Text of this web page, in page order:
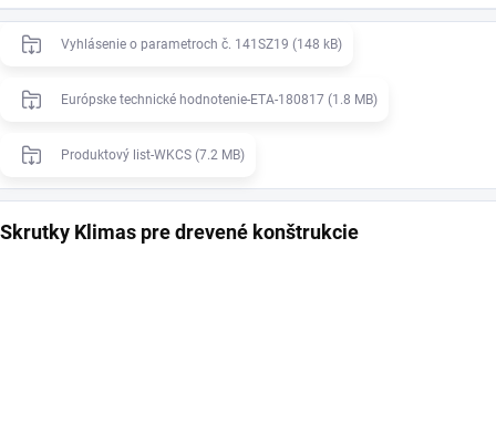
Vyhlásenie o parametroch č. 141SZ19 (148 kB)
Európske technické hodnotenie-ETA-180817 (1.8 MB)
Produktový list-WKCS (7.2 MB)
Skrutky Klimas pre drevené konštrukcie